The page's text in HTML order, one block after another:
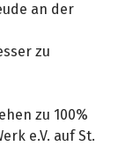
an der
zu
zu 100%
e.V. auf St.